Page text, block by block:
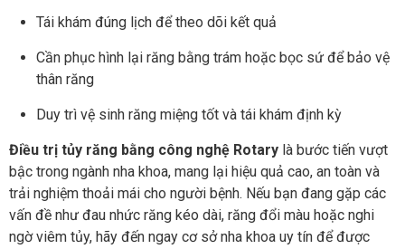
Tái khám đúng lịch để theo dõi kết quả
Cần phục hình lại răng bằng trám hoặc bọc sứ để bảo vệ
thân răng
Duy trì vệ sinh răng miệng tốt và tái khám định kỳ
Điều trị tủy răng bằng công nghệ Rotary là bước tiến vượt
bậc trong ngành nha khoa, mang lại hiệu quả cao, an toàn và
trải nghiệm thoải mái cho người bệnh. Nếu bạn đang gặp các
vấn đề như đau nhức răng kéo dài, răng đổi màu hoặc nghi
ngờ viêm tủy, hãy đến ngay cơ sở nha khoa uy tín để được